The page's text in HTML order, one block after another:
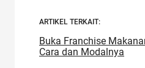
ARTIKEL TERKAIT:
Buka Franchise
Cara dan Modalnya